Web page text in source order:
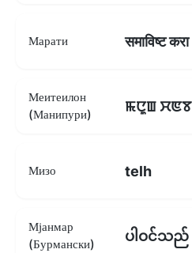
Марати समाविष्ट करा
Меитеилон
(Манипури)
ꯃꯅꯨꯡ ꯆꯟꯕ
Мизо telh
Мјанмар
(Бурмански)
ပါဝင်သည်